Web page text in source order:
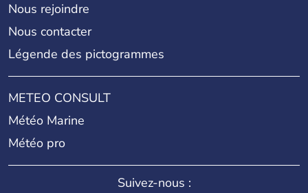
Nous rejoindre
Nous contacter
Légende des pictogrammes
METEO CONSULT
Météo Marine
Météo pro
Suivez-nous :